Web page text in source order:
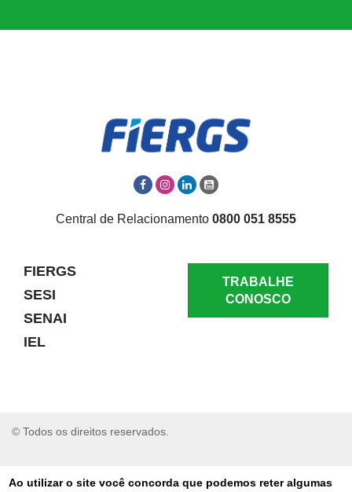
Ao utilizar o site você concorda que podemos reter algumas
Central de Relacionamento 0800 051 8555
FIERGS
SESI
SENAI
IEL
TRABALHE
CONOSCO
© Todos os direitos reservados.